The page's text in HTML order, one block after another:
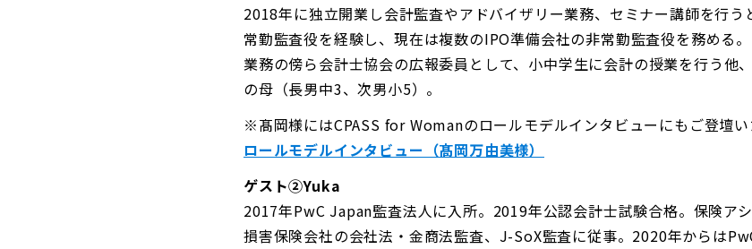
2018年に独立開業し会計監査やアドバイザリー業務、セミナー講師を行
常勤監査役を経験し、現在は複数のIPO準備会社の非常勤監査役を務める。
業務の傍ら会計士協会の広報委員として、小中学生に会計の授業を行う他
の母（長男中3、次男小5）。
※髙岡様にはCPASS for Womanのロールモデルインタビューにもご登壇い
ロールモデルインタビュー（髙岡万由美様）
ゲスト②Yuka
2017年PwC Japan監査法人に入所。2019年公認会計士試験合格。保険ア
損害保険会社の会社法・金商法監査、J-SoX監査に従事。2020年からは